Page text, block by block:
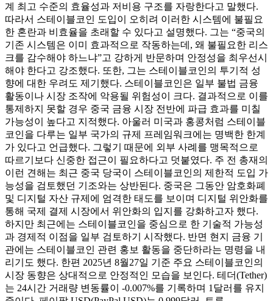
계 최고 수준의 효율성과 저비용 구조를 자랑한다고 말했다.
따라서 스테이블코인 도입이 오히려 이러한 시스템에 불필요
한 혼란과 비효율을 초래할 수 있다고 설명했다. 그는 “중국의
기존 시스템은 이미 효과적으로 작동하는데, 왜 불필요한 리스
크를 감수해야 하느냐”고 강하게 반문하며 안정성을 최우선시
해야 한다고 강조했다. 또한, 그는 스테이블코인의 투기적 성
향에 대한 우려도 제기했다. 스테이블코인은 일부 불법 금융
활동이나 시장 조작에 악용될 위험성이 크다. 결과적으로 이를
통제하지 못할 경우 중국 금융 시장 전반에 파급 효과를 미칠
가능성이 높다고 지적했다. 아울러 미국과 홍콩처럼 스테이블
코인을 다루는 일부 국가의 규제 프레임워크에는 명백한 한계
가 있다고 언급했다. 그렇기 때문에 외부 사례를 맹목적으로
따르기보다 신중한 접근이 필요하다고 덧붙였다. 주 전 총재의
이런 견해는 최근 중국 당국이 스테이블코인의 제한적 도입 가
능성을 검토했던 기조와는 상반된다. 중국은 그동안 암호화폐
및 디지털 자산 규제에 엄격한 태도를 보이며 디지털 위안화를
통해 국제 결제 시장에서 위안화의 입지를 강화하고자 했다.
하지만 최근에는 스테이블코인을 중심으로 한 기술적 가능성
과 경제적 이점을 일부 검토하기 시작했다. 반면 현지 금융 기
관에는 스테이블코인 관련 홍보 활동을 중단하라는 명령을 내
리기도 했다. 한편 2025년 8월27일 기준 주요 스테이블코인의
시장 동향은 상대적으로 안정적인 모습을 보인다. 테더(Tether)
는 24시간 거래량 변동률이 -0.007%를 기록하며 1달러를 유지